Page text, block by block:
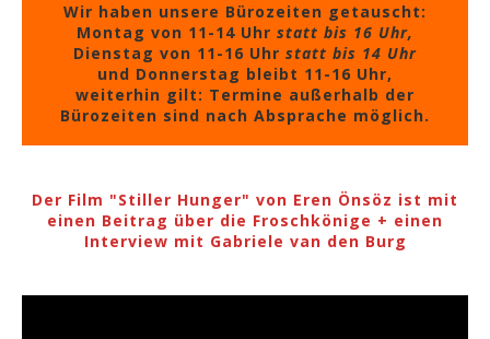
Wir haben unsere Bürozeiten getauscht:
Montag von 11-14 Uhr statt bis 16 Uhr,
Dienstag von 11-16 Uhr statt bis 14 Uhr
und Donnerstag bleibt 11-16 Uhr,
weiterhin gilt: Termine außerhalb der
Bürozeiten sind nach Absprache möglich.
Der Film "Stiller Hunger" von Eren Önsöz ist mit
einen Beitrag über die Froschkönige + einen
Interview mit Gabriele van den Burg